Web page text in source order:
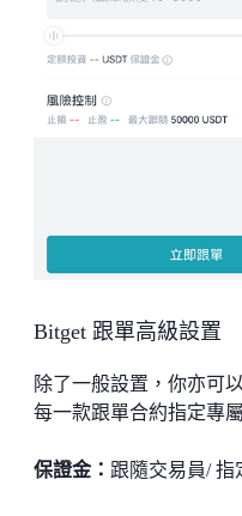
Bitget 跟單高級設置
除了一般設置，你亦可
每一款跟單合約指定專
保證金： 跟隨交易員/ 指